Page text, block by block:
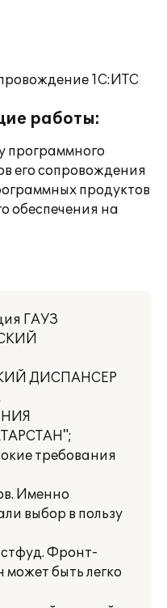
1С:ИТС
работы:
программного
его сопровождения
продуктов
обеспечения на
ГАУЗ
ДИСПАНСЕР
требования
Именно
выбор в пользу
Фронт-
может быть легко